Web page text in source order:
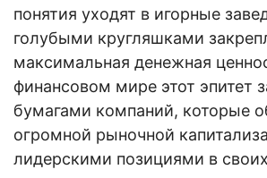
понятия уходят в игорные
голубыми кругляшками
максимальная денежная
финансовом мире этот эпитет
бумагами компаний, которые
огромной рыночной
лидерскими позициями в